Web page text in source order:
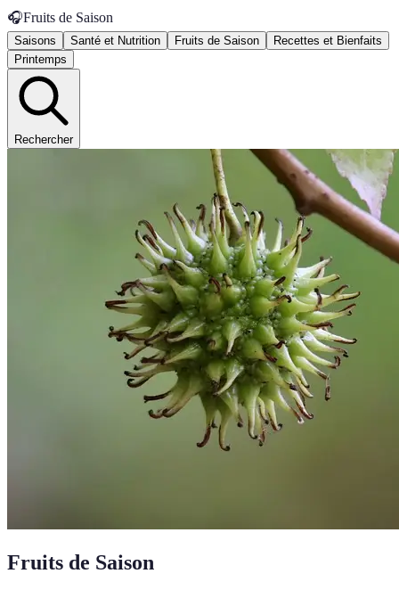
🎧Fruits de Saison
Saisons Santé et Nutrition Fruits de Saison
Recettes et Bienfaits
Printemps
Rechercher
Fruits de Saison